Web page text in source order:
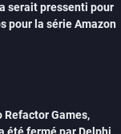
serait pressenti pour
pour la série Amazon
Refactor Games,